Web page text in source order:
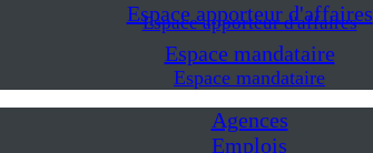
Espace apporteur d'affaires
Espace apporteur d'affaires
Espace mandataire
Espace mandataire
Agences
Emplois